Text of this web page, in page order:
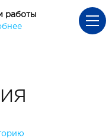
работы